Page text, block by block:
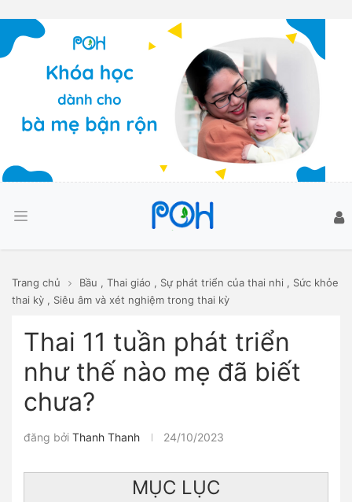
Trang chủ Bầu , Thai giáo , Sự phát triển của thai nhi , Sức khỏe
thai kỳ , Siêu âm và xét nghiệm trong thai kỳ
Thai 11 tuần phát triển
như thế nào mẹ đã biết
chưa?
đăng bởi Thanh Thanh 24/10/2023
MỤC LỤC